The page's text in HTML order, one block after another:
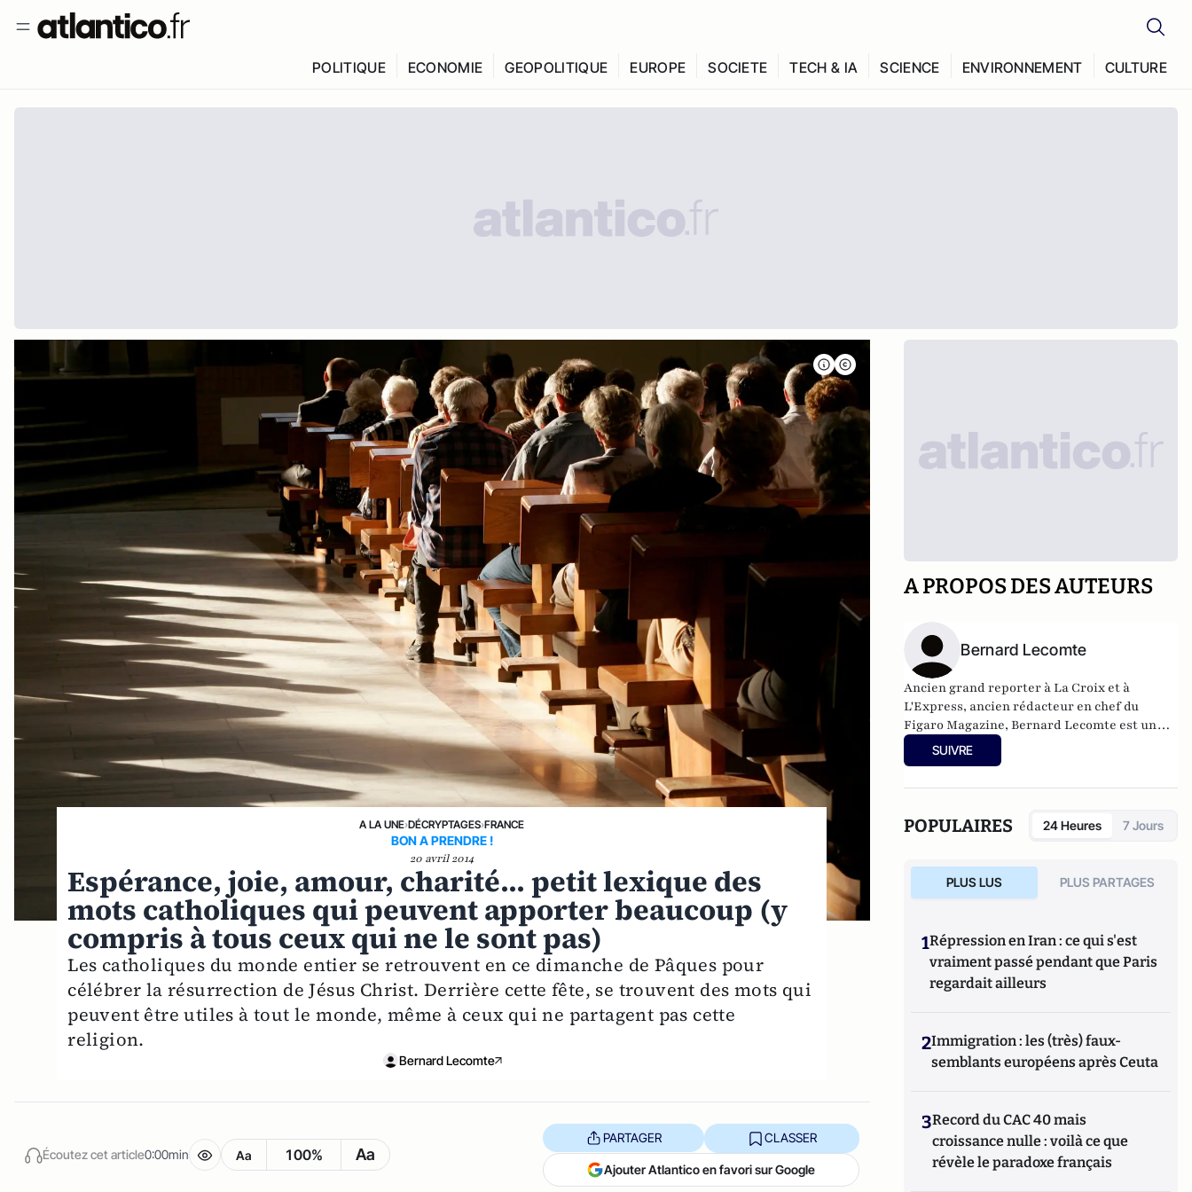
POLITIQUE ECONOMIE GEOPOLITIQUE EUROPE SOCIETE TECH & IA SCIENCE ENVIRONNEMENT CULTURE
A LA UNE›DÉCRYPTAGES›FRANCE
BON A PRENDRE !
20 avril 2014
Espérance, joie, amour, charité... petit lexique des
mots catholiques qui peuvent apporter beaucoup (y
compris à tous ceux qui ne le sont pas)
Les catholiques du monde entier se retrouvent en ce dimanche de Pâques pour
célébrer la résurrection de Jésus Christ. Derrière cette fête, se trouvent des mots qui
peuvent être utiles à tout le monde, même à ceux qui ne partagent pas cette
religion.
Bernard Lecomte
Écoutez cet article0:00min Aa 100% Aa
PARTAGER CLASSER
Ajouter Atlantico en favori sur Google
A PROPOS DES AUTEURS
Bernard Lecomte
Ancien grand reporter à La Croix et à
L'Express, ancien rédacteur en chef du
Figaro Magazine, Bernard Lecomte est un
des meilleurs spécialistes du Vatican. Ses
livres sur le sujet font autorité, notamment
du Vaticanchez Perrin et France-Vatican :
Deux siècles de guerre secrète (Perrin,
SUIVRE
POPULAIRES 24 Heures 7 Jours
PLUS LUS PLUS PARTAGES
1Répression en Iran : ce qui s'est
vraiment passé pendant que Paris
regardait ailleurs
2Immigration : les (très) faux-
semblants européens après Ceuta
3Record du CAC 40 mais
croissance nulle : voilà ce que
révèle le paradoxe français